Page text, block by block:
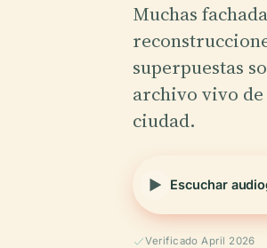
Muchas
superpuestas
archivo vivo
ciudad.
Escuchar
Verificado April 2026